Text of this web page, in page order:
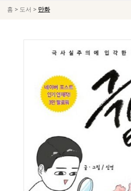
홈 > 도서 > 만화